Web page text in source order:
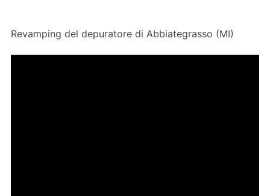
Revamping del depuratore di Abbiategrasso (MI)